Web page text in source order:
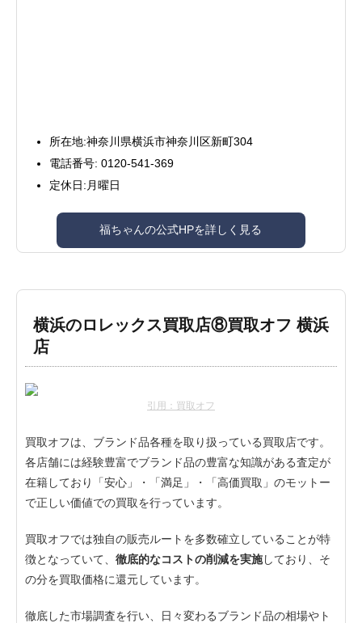
所在地:神奈川県横浜市神奈川区新町304
電話番号: 0120-541-369
定休日:月曜日
福ちゃんの公式HPを詳しく見る
横浜のロレックス買取店⑧買取オフ 横浜
店
引用：買取オフ
買取オフは、ブランド品各種を取り扱っている買取店です。
各店舗には経験豊富でブランド品の豊富な知識がある査定が
在籍しており「安心」・「満足」・「高価買取」のモットー
で正しい価値での買取を行っています。
買取オフでは独自の販売ルートを多数確立していることが特
徴となっていて、 徹底的なコストの削減を実施しており、そ
の分を買取価格に還元しています。
徹底した市場調査を行い、日々変わるブランド品の相場やト